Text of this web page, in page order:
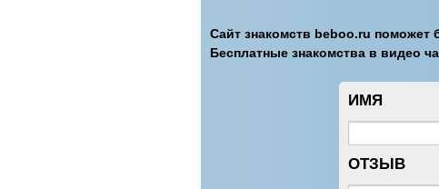
Сайт знакомств beboo.ru поможет
Бесплатные знакомства в видео
ИМЯ
ОТЗЫВ